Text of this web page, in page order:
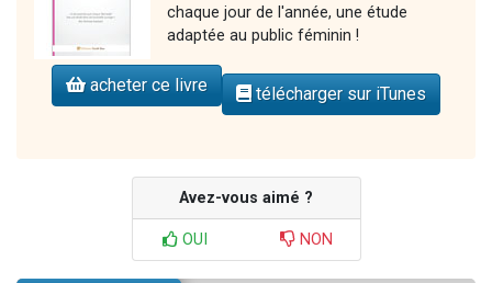
chaque jour de l'année, une étude
adaptée au public féminin !
acheter ce livre télécharger sur iTunes
Avez-vous aimé ?
OUI NON